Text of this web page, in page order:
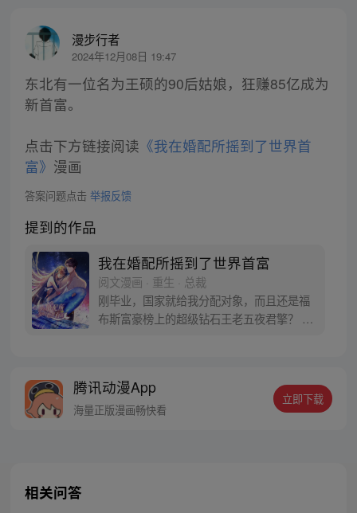
漫步行者
2024年12月08日 19:47
东北有一位名为王硕的90后姑娘，狂赚85亿成为
新首富。
点击下方链接阅读 《我在婚配所摇到了世界首
富》 漫画
答案问题点击 举报反馈
提到的作品
我在婚配所摇到了世界首富
阅文漫画 · 重生 · 总裁
刚毕业，国家就给我分配对象，而且还是福
布斯富豪榜上的超级钻石王老五夜君擎？ 作
气，还不是在茫茫人群抽中你……
腾讯动漫App
海量正版漫画畅快看
立即下载
相关问答